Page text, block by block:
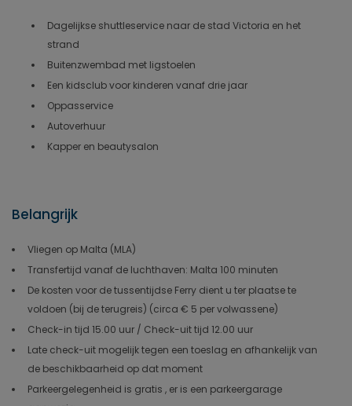
Dagelijkse shuttleservice naar de stad Victoria en het
strand
Buitenzwembad met ligstoelen
Een kidsclub voor kinderen vanaf drie jaar
Oppasservice
Autoverhuur
Kapper en beautysalon
Belangrijk
Vliegen op Malta (MLA)
Transfertijd vanaf de luchthaven: Malta 100 minuten
De kosten voor de tussentijdse Ferry dient u ter plaatse te
voldoen (bij de terugreis) (circa € 5 per volwassene)
Check-in tijd 15.00 uur / Check-uit tijd 12.00 uur
Late check-uit mogelijk tegen een toeslag en afhankelijk van
de beschikbaarheid op dat moment
Parkeergelegenheid is gratis , er is een parkeergarage